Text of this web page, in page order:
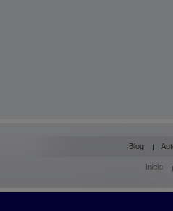
Blog
Inicio